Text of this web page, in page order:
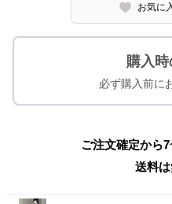
お気に
購入
必ず購入前に
ご注文確定から
送料